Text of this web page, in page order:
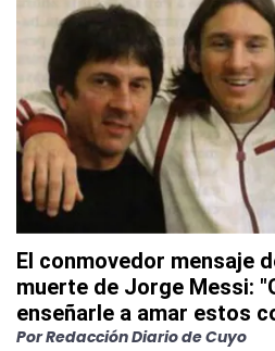
El conmovedor mensaje
muerte de Jorge Messi:
enseñarle a amar estos
PorRedacción Diario de Cuyo